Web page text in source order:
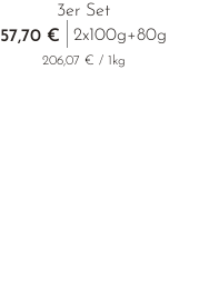
3er Set
57,70 €
2x100g+80g
206,07 € / 1kg